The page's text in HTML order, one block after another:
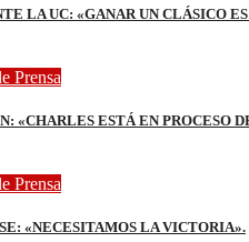
LA UC: «GANAR UN CLÁSICO
Prensa
«CHARLES ESTÁ EN PROCESO
Prensa
«NECESITAMOS LA VICTORIA».